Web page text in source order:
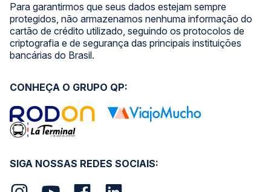
Para garantirmos que seus dados estejam sempre
protegidos, não armazenamos nenhuma informação do
cartão de crédito utilizado, seguindo os protocolos de
criptografia e de segurança das principais instituições
bancárias do Brasil.
SIGA NOSSAS REDES SOCIAIS:
CONHEÇA O GRUPO QP: